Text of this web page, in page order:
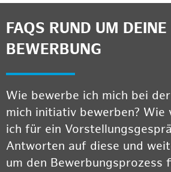
FAQS RUND UM DEINE
BEWERBUNG
Wie bewerbe ich mich bei der
mich initiativ bewerben? Wie
ich für ein
Antworten auf diese und
um den Bewerbungsprozess